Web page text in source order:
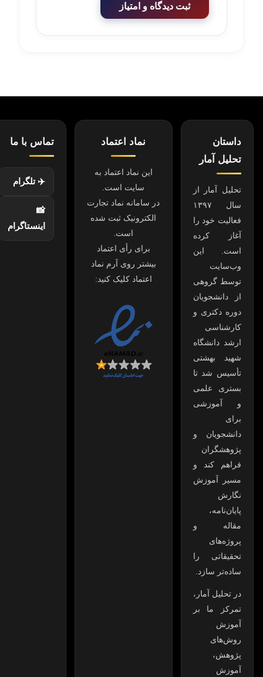
ثبت دیدگاه و امتیاز
داستان
تحلیل آمار
تحلیل آمار از
سال ۱۳۹۷
فعالیت خود را
آغاز کرده
است. این
وب‌سایت
توسط گروهی
از دانشجویان
دوره دکتری و
کارشناسی
ارشد دانشگاه
شهید بهشتی
تأسیس شد تا
بستری علمی
و آموزشی
برای
دانشجویان و
پژوهشگران
فراهم کند و
مسیر آموزش
نگارش
پایان‌نامه،
مقاله و
پروژه‌های
تحقیقاتی را
ساده‌تر سازد.
در تحلیل آمار،
تمرکز ما بر
آموزش
روش‌های
پژوهش،
آموزش
نماد اعتماد
این نماد اعتماد به
سایت است.
در سامانه نماد تجارت
الکترونیک ثبت شده
است.
برای رأی اعتماد
بیشتر روی آرم نماد
اعتماد کلیک کنید:
تماس با ما
✈️ تلگرام
📸
اینستاگرام